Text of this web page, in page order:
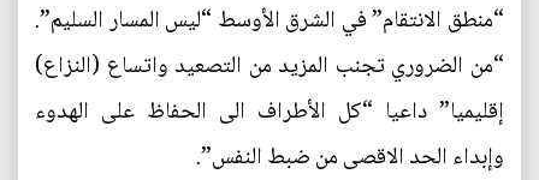
“منطق الانتقام” في الشرق الأوسط “ليس المسار السليم”.
“من الضروري تجنب المزيد من التصعيد واتساع (النزاع)
إقليميا” داعيا “كل الأطراف الى الحفاظ على الهدوء
وإبداء الحد الاقصى من ضبط النفس”.